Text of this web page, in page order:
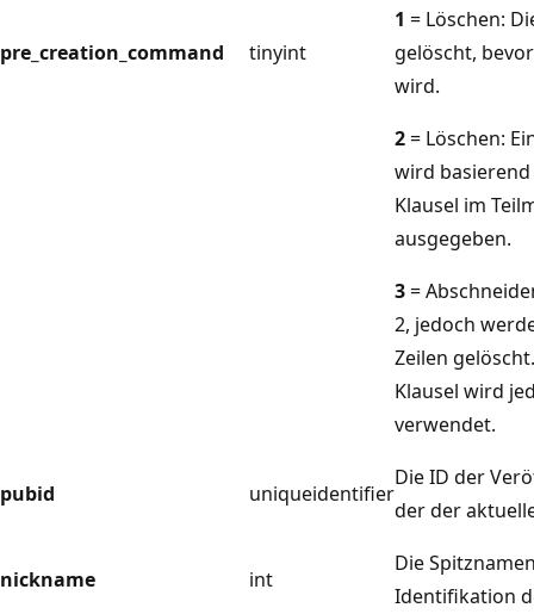
pre_creation_command tinyint
1 = Löschen:
gelöscht,
wird.
2= Löschen:
wird basierend
Klausel im
ausgegeben.
3=
2, jedoch
Zeilen
Klausel wird
verwendet.
pubid uniqueidentifier
Die ID der
der der
nickname int
Die
Identifikation